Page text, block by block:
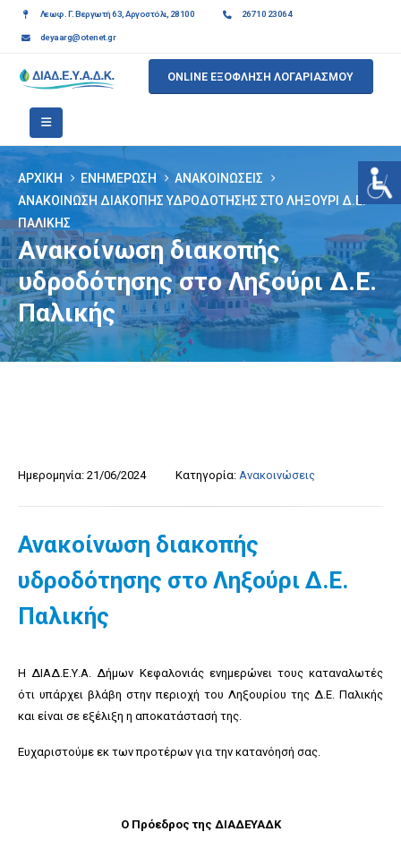
Λεωφ. Γ. Βεργωτή 63, Αργοστόλι, 28100 26710 23064
deyaarg@otenet.gr
ONLINE ΕΞΟΦΛΗΣΗ ΛΟΓΑΡΙΑΣΜΟΥ
ΑΡΧΙΚΉ ΕΝΗΜΈΡΩΣΗ
ΑΝΑΚΟΙΝΏΣΕΙΣ
ΑΝΑΚΟΊΝΩΣΗ ΔΙΑΚΟΠΉΣ ΥΔΡΟΔΌΤΗΣΗΣ ΣΤΟ ΛΗΞΟΎΡΙ Δ.Ε.
ΠΑΛΙΚΉΣ
Ανακοίνωση διακοπής
υδροδότησης στο Ληξούρι Δ.Ε.
Παλικής
Ημερομηνία: 21/06/2024 Κατηγορία: Ανακοινώσεις
Ανακοίνωση διακοπής
υδροδότησης στο Ληξούρι Δ.Ε.
Παλικής
Η ΔΙΑΔ.Ε.Υ.Α. Δήμων Κεφαλονιάς ενημερώνει τους καταναλωτές
ότι υπάρχει βλάβη στην περιοχή του Ληξουρίου της Δ.Ε. Παλικής
και είναι σε εξέλιξη η αποκατάστασή της.
Ευχαριστούμε εκ των προτέρων για την κατανόησή σας.
Ο Πρόεδρος της ΔΙΑΔΕΥΑΔΚ